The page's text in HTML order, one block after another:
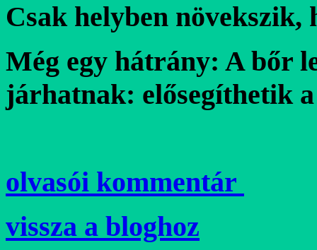
Csak helyben növekszik,
Még egy hátrány: A bőr
járhatnak: elősegíthetik
olvasói kommentár
vissza a bloghoz